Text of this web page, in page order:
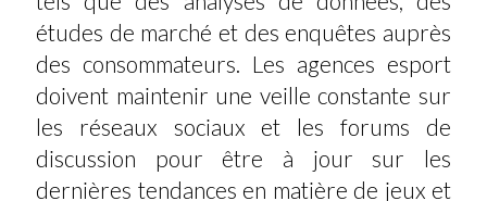
études de marché et des enquêtes auprès
des consommateurs. Les agences esport
doivent maintenir une veille constante sur
les réseaux sociaux et les forums de
discussion pour être à jour sur les
dernières tendances en matière de jeux et